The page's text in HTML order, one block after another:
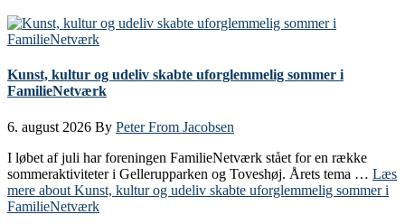
Kunst, kultur og udeliv skabte uforglemmelig sommer i
FamilieNetværk
6. august 2026 By Peter From Jacobsen
I løbet af juli har foreningen FamilieNetværk stået for en række
sommeraktiviteter i Gellerupparken og Toveshøj. Årets tema … Læs
mere about Kunst, kultur og udeliv skabte uforglemmelig sommer i
FamilieNetværk